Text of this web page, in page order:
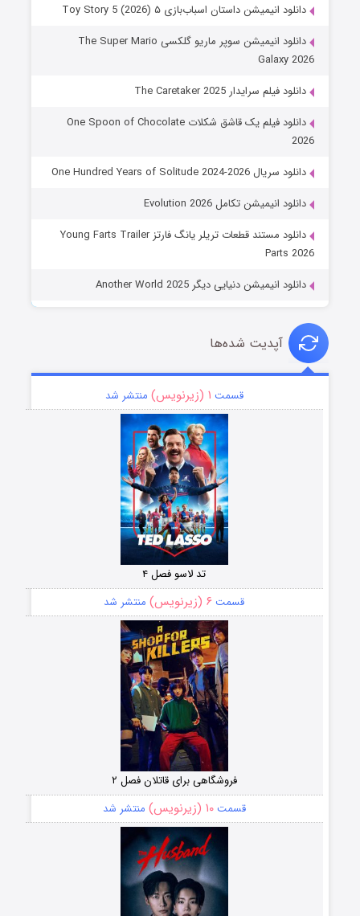
دانلود انیمیشن داستان اسباب‌بازی ۵ Toy Story 5 (2026)
دانلود انیمیشن سوپر ماریو گلکسی The Super Mario
Galaxy 2026
دانلود فیلم سرایدار The Caretaker 2025
دانلود فیلم یک قاشق شکلات One Spoon of Chocolate
2026
دانلود سریال One Hundred Years of Solitude 2024-2026
دانلود انیمیشن تکامل Evolution 2026
دانلود مستند قطعات تریلر یانگ فارتز Young Farts Trailer
Parts 2026
دانلود انیمیشن دنیایی دیگر Another World 2025
آپدیت شده‌ها
قسمت ۱ (زیرنویس) منتشر شد
تد لاسو فصل ۴
قسمت ۶ (زیرنویس) منتشر شد
فروشگاهی برای قاتلان فصل ۲
قسمت۱۰ (زیرنویس) منتشر شد